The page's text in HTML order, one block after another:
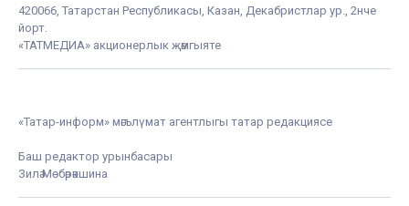
420066, Татарстан Республикасы, Казан, Декабристлар ур., 2нче
йорт.
«ТАТМЕДИА» акционерлык җәмгыяте
«Татар-информ» мәгълүмат агентлыгы татар редакциясе
Баш редактор урынбасары
Зилә Мөбәрәкшина